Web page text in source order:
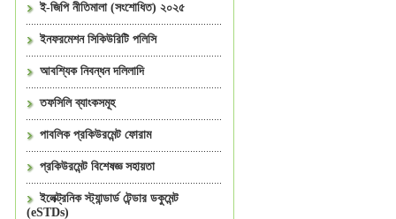
ই-জিপি নীতিমালা (সংশোধিত) ২০২৫
ইনফরমেশন সিকিউরিটি পলিসি
আবশ্যিক নিবন্ধন দলিলাদি
তফসিলি ব্যাংকসমূহ
পাবলিক প্রকিউরমেন্ট ফোরাম
প্রকিউরমেন্ট বিশেষজ্ঞ সহায়তা
ইলেক্ট্রনিক স্ট্যান্ডার্ড টেন্ডার ডকুমেন্ট
(eSTDs)